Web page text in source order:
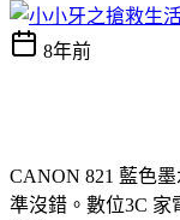
8年前
CANON 821 藍色
準沒錯。數位3C 家